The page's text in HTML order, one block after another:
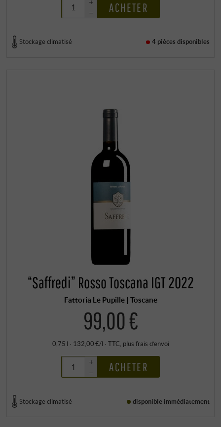
–
ACHETER
Stockage climatisé 4 pièces disponibles
“Saffredi” Rosso Toscana IGT 2022
Fattoria Le Pupille | Toscane
99,00 €
0,75 l · 132,00 €/l · TTC, plus frais d’envoi
+
–
ACHETER
Stockage climatisé disponible immédiatement